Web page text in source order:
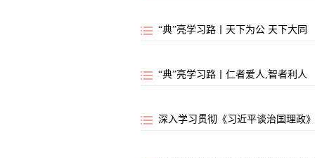
“典”亮学习路丨天下为公 天下大同
“典”亮学习路丨仁者爱人,智者利人
深入学习贯彻《习近平谈治国理政